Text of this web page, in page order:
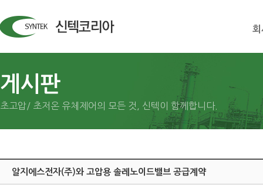
회
게시판
초고압/ 초저온 유체제어의 모든 것, 신텍이 함께합니다.
알지에스전자(주)와 고압용 솔레노이드밸브 공급계약